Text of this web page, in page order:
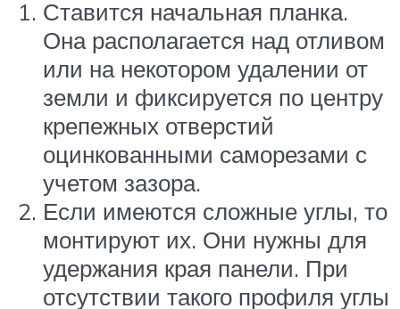
Ставится начальная планка.
Она располагается над отливом
или на некотором удалении от
земли и фиксируется по центру
крепежных отверстий
оцинкованными саморезами с
учетом зазора.
Если имеются сложные углы, то
монтируют их. Они нужны для
удержания края панели. При
отсутствии такого профиля углы